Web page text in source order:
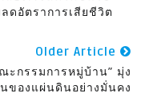
ดอัตราการเสียชีวิต
Older Article
ะกรรมการหมู่บ้าน” มุ่ง
ของแผ่นดินอย่างมั่นคง